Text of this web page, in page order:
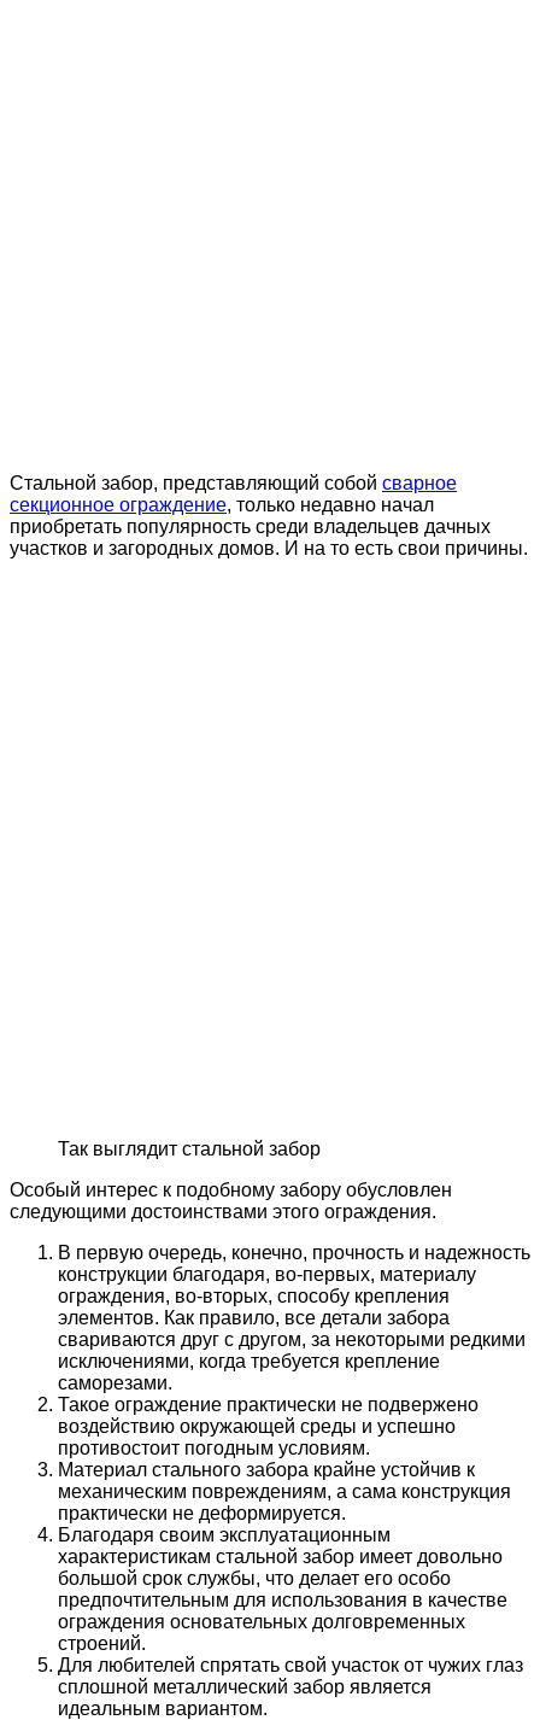
Стальной забор, представляющий собой сварное
секционное ограждение, только недавно начал
приобретать популярность среди владельцев дачных
участков и загородных домов. И на то есть свои причины.
Так выглядит стальной забор
Особый интерес к подобному забору обусловлен
следующими достоинствами этого ограждения.
В первую очередь, конечно, прочность и надежность
конструкции благодаря, во-первых, материалу
ограждения, во-вторых, способу крепления
элементов. Как правило, все детали забора
свариваются друг с другом, за некоторыми редкими
исключениями, когда требуется крепление
саморезами.
Такое ограждение практически не подвержено
воздействию окружающей среды и успешно
противостоит погодным условиям.
Материал стального забора крайне устойчив к
механическим повреждениям, а сама конструкция
практически не деформируется.
Благодаря своим эксплуатационным
характеристикам стальной забор имеет довольно
большой срок службы, что делает его особо
предпочтительным для использования в качестве
ограждения основательных долговременных
строений.
Для любителей спрятать свой участок от чужих глаз
сплошной металлический забор является
идеальным вариантом.